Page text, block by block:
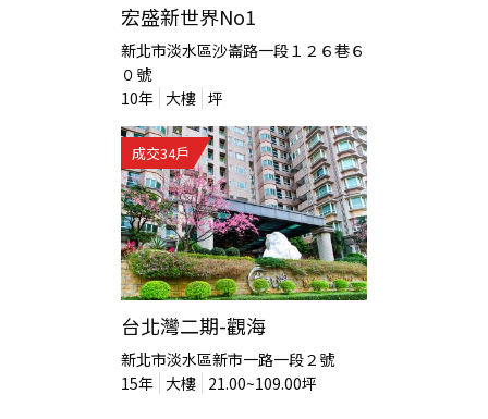
宏盛新世界No1
新北市淡水區沙崙路一段１２６巷６
０號
10年 大樓 坪
成交34戶
台北灣二期-觀海
新北市淡水區新市一路一段２號
15年 大樓 21.00~109.00坪